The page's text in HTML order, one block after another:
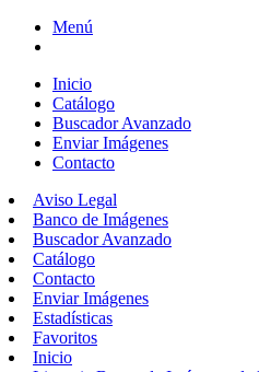
Menú
Inicio
Catálogo
Buscador Avanzado
Enviar Imágenes
Contacto
Aviso Legal
Banco de Imágenes
Buscador Avanzado
Catálogo
Contacto
Enviar Imágenes
Estadísticas
Favoritos
Inicio